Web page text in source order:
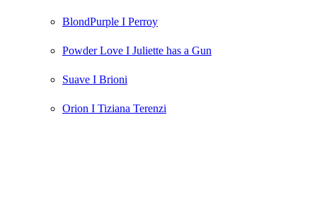
BlondPurple I Perroy
Powder Love I Juliette has a Gun
Suave I Brioni
Orion I Tiziana Terenzi